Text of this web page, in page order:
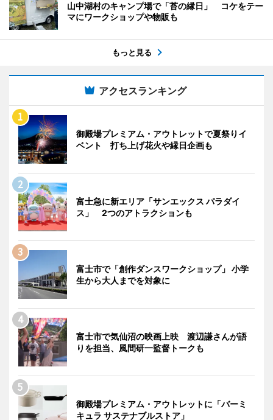
山中湖村のキャンプ場で「苔の縁日」 コケをテー
マにワークショップや物販も
もっと見る
アクセスランキング
御殿場プレミアム・アウトレットで夏祭りイ
ベント 打ち上げ花火や縁日企画も
富士急に新エリア「サンエックス パラダイ
ス」 2つのアトラクションも
富士市で「創作ダンスワークショップ」 小学
生から大人までを対象に
富士市で気仙沼の映画上映 渡辺謙さんが語
りを担当、風間研一監督トークも
御殿場プレミアム・アウトレットに「バーミ
キュラ サステナブルストア」